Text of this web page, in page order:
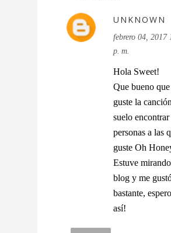
UNKNOWN
febrero 04, 2017
p. m.
Hola Sweet!
Que bueno
guste la
suelo encontrar
personas a las
guste Oh
Estuve
blog y me
bastante,
así!